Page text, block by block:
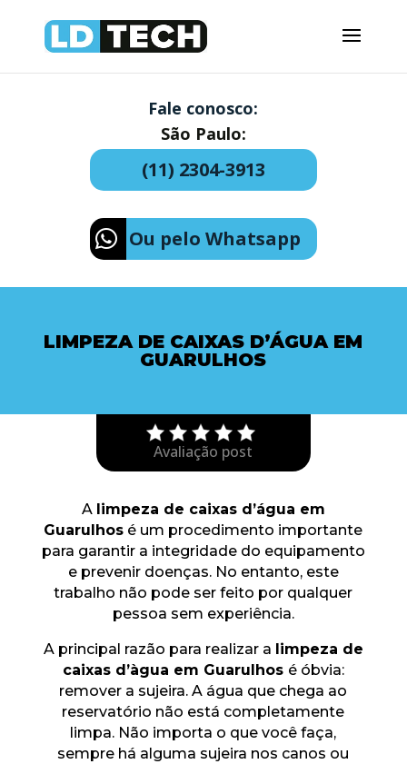
Fale conosco:
São Paulo:
(11) 2304-3913
Ou pelo Whatsapp
LIMPEZA DE CAIXAS D’ÁGUA EM
GUARULHOS
Avaliação post
A limpeza de caixas d’água em
Guarulhos é um procedimento importante
para garantir a integridade do equipamento
e prevenir doenças. No entanto, este
trabalho não pode ser feito por qualquer
pessoa sem experiência.
A principal razão para realizar a limpeza de
caixas d’àgua em Guarulhos é óbvia:
remover a sujeira. A água que chega ao
reservatório não está completamente
limpa. Não importa o que você faça,
sempre há alguma sujeira nos canos ou